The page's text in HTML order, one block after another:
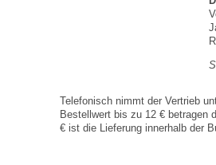
Telefonisch nimmt der Vertrieb
Bestellwert bis zu 12 € betragen
€ ist die Lieferung innerhalb der